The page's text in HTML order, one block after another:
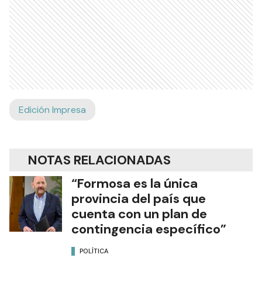
Edición Impresa
NOTAS RELACIONADAS
“Formosa es la única
provincia del país que
cuenta con un plan de
contingencia específico”
POLÍTICA